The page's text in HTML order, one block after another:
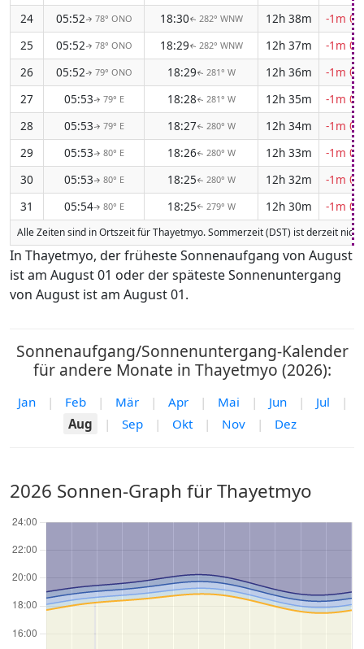
24
05:52↑ 78° ONO 18:30↑ 282° WNW 12h 38m
-1m
25
05:52↑ 78° ONO 18:29↑ 282° WNW 12h 37m
-1m
26
05:52↑ 79° ONO 18:29↑ 281° W 12h 36m
-1m
27
05:53↑ 79° E 18:28↑ 281° W 12h 35m
-1m
28
05:53↑ 79° E 18:27↑ 280° W 12h 34m
-1m
29
05:53↑ 80° E 18:26↑ 280° W 12h 33m
-1m
30
05:53↑ 80° E 18:25↑ 280° W 12h 32m
-1m
31
05:54↑ 80° E 18:25↑ 279° W 12h 30m -1m
Alle Zeiten sind in Ortszeit für Thayetmyo. Sommerzeit (DST) ist derzeit
In Thayetmyo, der früheste Sonnenaufgang von August
ist am August 01 oder der späteste Sonnenuntergang
von August ist am August 01.
Sonnenaufgang/Sonnenuntergang-Kalender
für andere Monate in Thayetmyo (2026):
Jan | Feb | Mär | Apr | Mai | Jun | Jul
|
Aug
| Sep | Okt | Nov | Dez
2026 Sonnen-Graph für Thayetmyo